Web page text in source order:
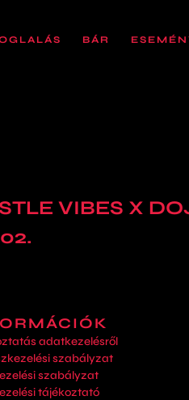
BÁR
VIBES X
adatkezelésről
szabályzat
szabályzat
tájékoztató